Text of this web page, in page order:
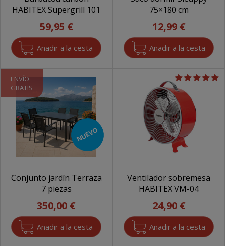
HABITEX Supergrill 101
59,95 €
75×180 cm
12,99 €
ENVÍO
GRATIS
NUEVO
Conjunto jardín Terraza
7 piezas
350,00 €
Ventilador sobremesa
HABITEX VM-04
24,90 €